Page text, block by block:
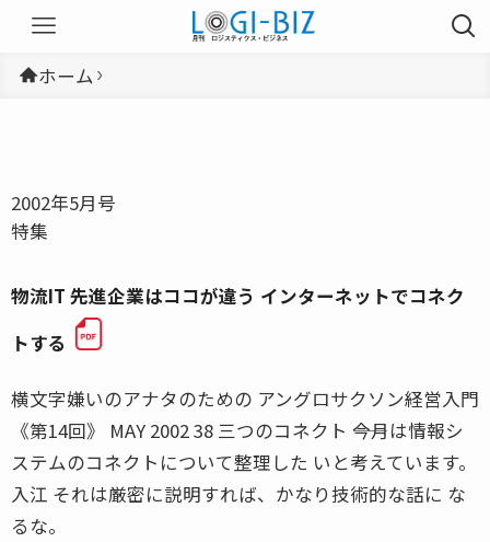
ホーム
2002年5月号
特集
物流IT 先進企業はココが違う インターネットでコネク
トする
横文字嫌いのアナタのための アングロサクソン経営入門
《第14回》 MAY 2002 38 三つのコネクト ――今月は情報シ
ステムのコネクトについて整理した いと考えています。
入江 それは厳密に説明すれば、かなり技術的な話に な
るな。